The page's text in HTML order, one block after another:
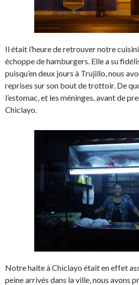
Il était l’heure de retrouver notre
échoppe de hamburgers. Elle a su
puisqu’en deux jours à Trujillo, nous
reprises sur son bout de trottoir. De
l’estomac, et les méninges, avant de
Chiclayo.
Notre halte à Chiclayo était en effet
peine arrivés dans la ville, nous avons